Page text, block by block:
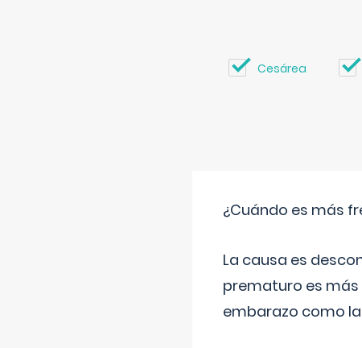
Cesárea
¿Cuándo es más
La causa es
prematuro es
embarazo como